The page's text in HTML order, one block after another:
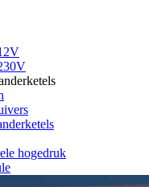
hogedruk